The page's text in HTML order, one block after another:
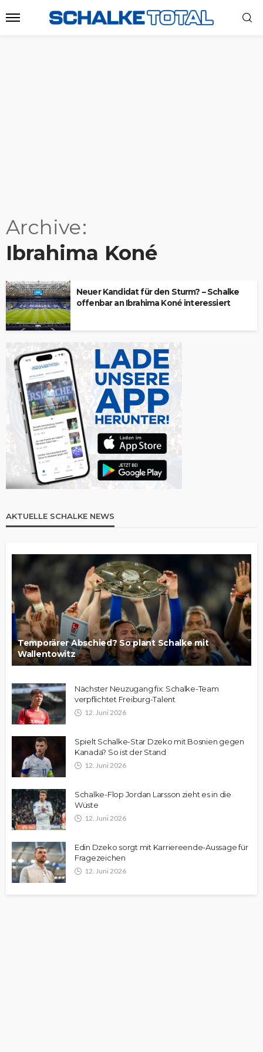
Archive
Ibrahima Koné
Neuer Kandidat für den Sturm? – Schalke
offenbar an Ibrahima Koné interessiert
AKTUELLE SCHALKE NEWS
Temporärer Abschied? So plant Schalke mit
Wallentowitz
Nächster Neuzugang fix: Schalke-Team
verpflichtet Freiburg-Talent
12. Juni 2026
Spielt Schalke-Star Dzeko mit Bosnien gegen
Kanada? So ist der Stand
12. Juni 2026
Schalke-Flop Jordan Larsson zieht es in die
Wüste
12. Juni 2026
Edin Dzeko sorgt mit Karriereende-Aussage für
Fragezeichen
12. Juni 2026